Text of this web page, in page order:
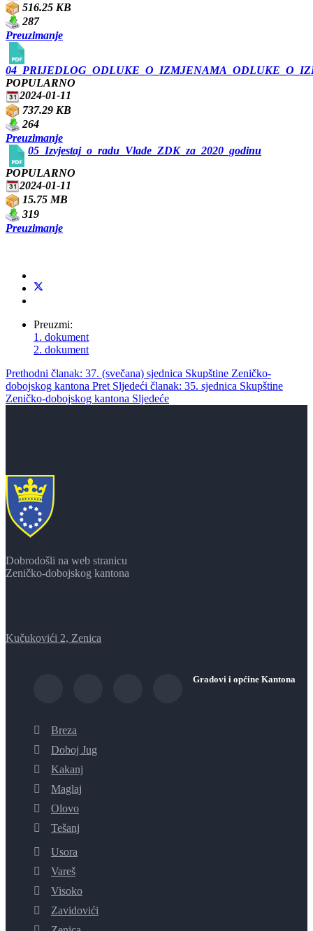
516.25 KB
287
Preuzimanje
POPULARNO
2024-01-11
737.29 KB
264
Preuzimanje
05_Izvjestaj_o_radu_Vlade_ZDK_za_2020_godinu
POPULARNO
2024-01-11
15.75 MB
319
Preuzimanje
Preuzmi:
1. dokument
2. dokument
Prethodni članak: 37. (svečana) sjednica Skupštine Zeničko-
dobojskog kantona Pret Sljedeći članak: 35. sjednica Skupštine
Zeničko-dobojskog kantona Sljedeće
Dobrodošli na web stranicu
Zeničko-dobojskog kantona
Kučukovići 2, Zenica
Gradovi i općine Kantona
Breza
Doboj Jug
Kakanj
Maglaj
Olovo
Tešanj
Usora
Vareš
Visoko
Zavidovići